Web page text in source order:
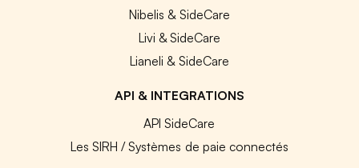
Nibelis & SideCare
Livi & SideCare
Lianeli & SideCare
API & INTEGRATIONS
API SideCare
Les SIRH / Systèmes de paie connectés